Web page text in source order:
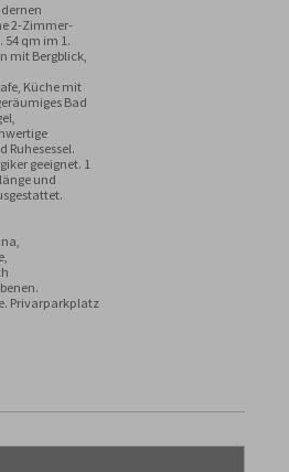
2-Zimmer-
qm im 1.
mit Bergblick,
Küche mit
Bad
Ruhesessel.
geeignet. 1
und
Privarparkplatz